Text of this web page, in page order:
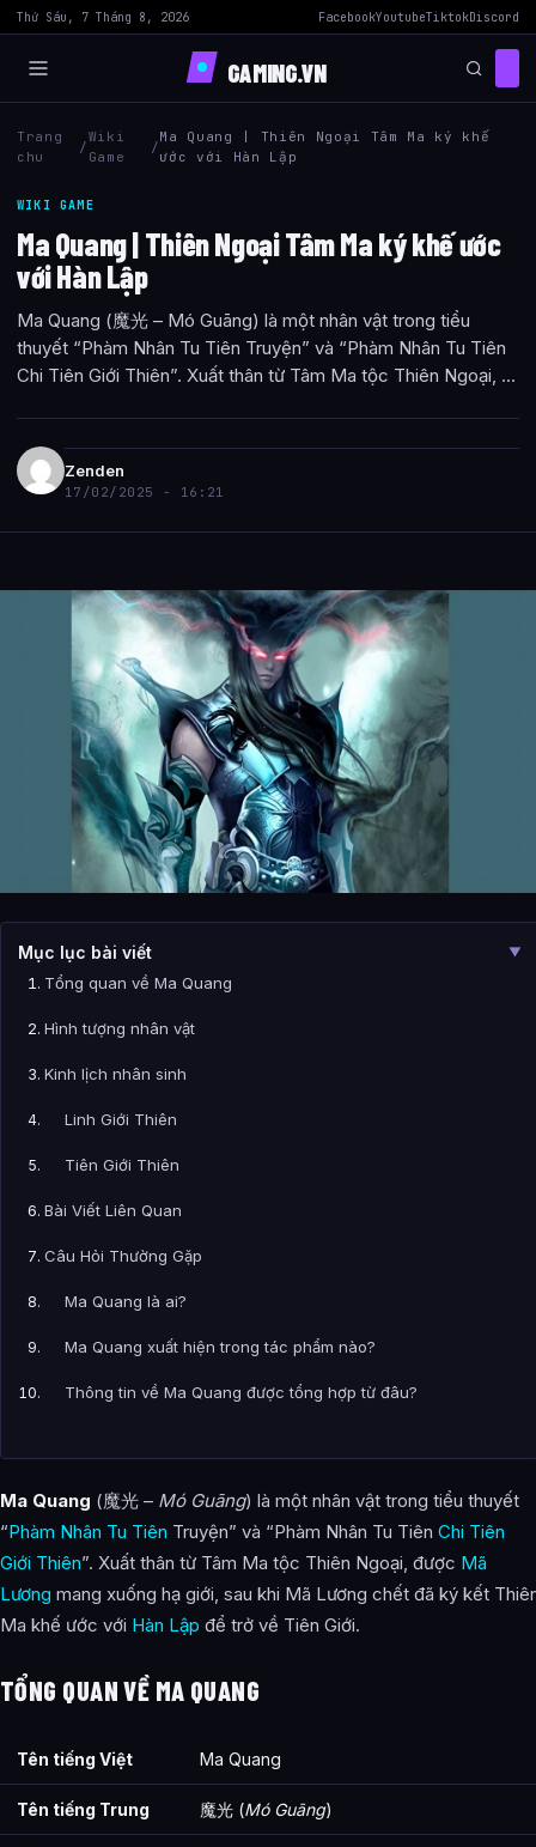
Thứ Sáu, 7 Tháng 8, 2026 FacebookYoutubeTiktokDiscord
GAMING.VN
Trang
chu
/
Wiki
Game
/
Ma Quang | Thiên Ngoại Tâm Ma ký khế
ước với Hàn Lập
WIKI GAME
Ma Quang | Thiên Ngoại Tâm Ma ký khế ước
với Hàn Lập
Ma Quang (魔光 – Mó Guāng) là một nhân vật trong tiểu
thuyết “Phàm Nhân Tu Tiên Truyện” và “Phàm Nhân Tu Tiên
Chi Tiên Giới Thiên”. Xuất thân từ Tâm Ma tộc Thiên Ngoại, ...
Zenden
17/02/2025 - 16:21
Mục lục bài viết ▼
Tổng quan về Ma Quang
Hình tượng nhân vật
Kinh lịch nhân sinh
Linh Giới Thiên
Tiên Giới Thiên
Bài Viết Liên Quan
Câu Hỏi Thường Gặp
Ma Quang là ai?
Ma Quang xuất hiện trong tác phẩm nào?
Thông tin về Ma Quang được tổng hợp từ đâu?
Ma Quang (魔光 – Mó Guāng) là một nhân vật trong tiểu thuyết
“Phàm Nhân Tu Tiên Truyện” và “Phàm Nhân Tu Tiên Chi Tiên
Giới Thiên”. Xuất thân từ Tâm Ma tộc Thiên Ngoại, được Mã
Lương mang xuống hạ giới, sau khi Mã Lương chết đã ký kết
Ma khế ước với Hàn Lập để trở về Tiên Giới.
TỔNG QUAN VỀ MA QUANG
Tên tiếng Việt Ma Quang
Tên tiếng Trung 魔光 (Mó Guāng)